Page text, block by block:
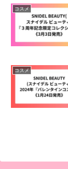
コスメ
コスメ